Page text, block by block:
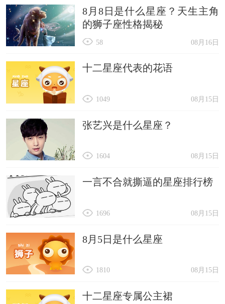
8月8日是什么星座？天生主角
的狮子座性格揭秘
08月16日
58
十二星座代表的花语
08月15日
1049
张艺兴是什么星座？
08月15日
1604
一言不合就撕逼的星座排行榜
08月15日
1696
8月5日是什么星座
08月15日
1810
十二星座专属公主裙